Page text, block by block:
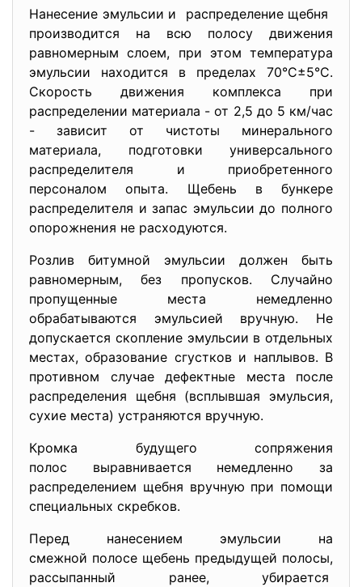
Нанесение эмульсии и распределение щебня
производится на всю полосу движения
равномерным слоем, при этом температура
эмульсии находится в пределах 70°С±5°С.
Скорость движения комплекса при
распределении материала - от 2,5 до 5 км/час
- зависит от чистоты минерального
материала, подготовки универсального
распределителя и приобретенного
персоналом опыта. Щебень в бункере
распределителя и запас эмульсии до полного
опорожнения не расходуются.
Розлив битумной эмульсии должен быть
равномерным, без пропусков. Случайно
пропущенные места немедленно
обрабатываются эмульсией вручную. Не
допускается скопление эмульсии в отдельных
местах, образование сгустков и наплывов. В
противном случае дефектные места после
распределения щебня (всплывшая эмульсия,
сухие места) устраняются вручную.
Кромка будущего сопряжения
полос выравнивается немедленно за
распределением щебня вручную при помощи
специальных скребков.
Перед нанесением эмульсии на
смежной полосе щебень предыдущей полосы,
рассыпанный ранее, убирается